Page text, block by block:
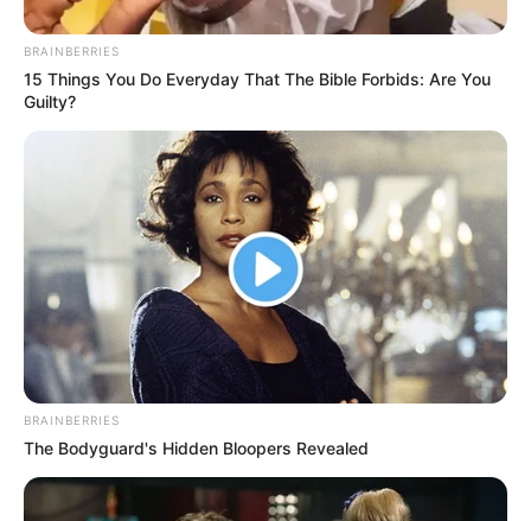
Tarjetas de Crédito Premium: El Nuevo
Las tarjetas de crédito premium se han
convertido en mucho más que una herramienta
de pago. En 2026, representan exclusividad,
acceso privilegiado y un estilo de vida de alto
nivel. Bancos y fintechs compiten ferozmente
para atraer a clientes con altos ingresos
mediante beneficios cada vez más lujosos y
personalizados.
BRAINBERRIES
15 Things You Do Everyday That The Bible Forbids: Are You
Guilty?
BRAINBERRIES
The Bodyguard's Hidden Bloopers Revealed